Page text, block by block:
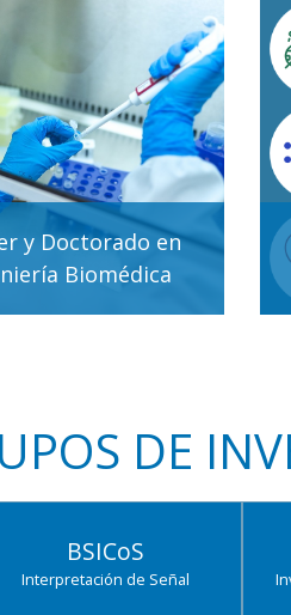
y Doctorado en
Biomédica
DE
BSICoS
Interpretación de Señal